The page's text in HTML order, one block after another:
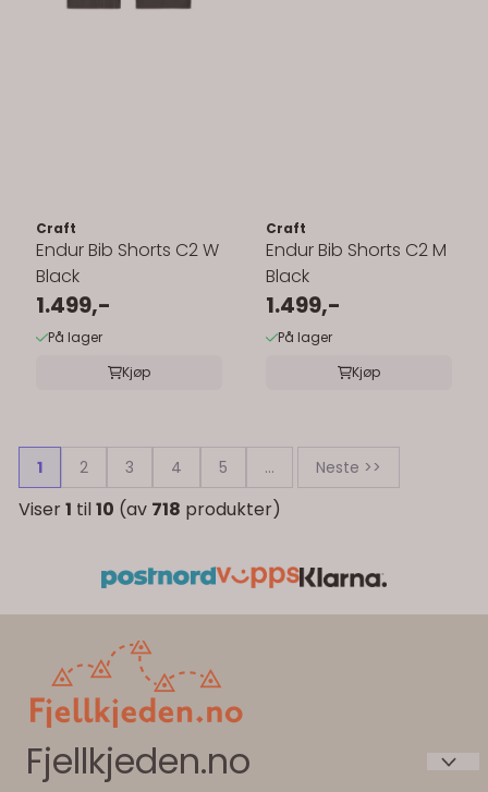
Craft
Endur Bib Shorts C2 W
Black
1.499,-
På lager
Kjøp
Craft
Endur Bib Shorts C2 M
Black
1.499,-
På lager
Kjøp
1 2 3 4 5 ... Neste >>
Viser1 til 10 (av 718 produkter)
Fjellkjeden.no